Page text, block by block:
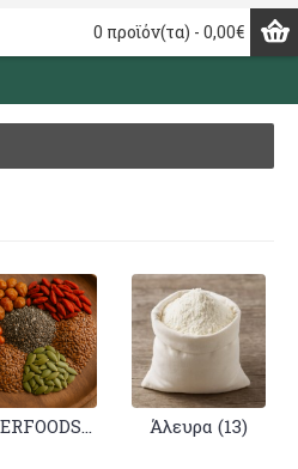
0 προϊόν(τα) - 0,00€
Άλευρα (13)